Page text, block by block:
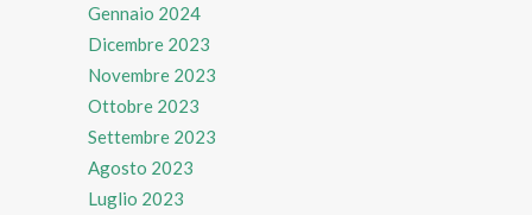
Gennaio 2024
Dicembre 2023
Novembre 2023
Ottobre 2023
Settembre 2023
Agosto 2023
Luglio 2023